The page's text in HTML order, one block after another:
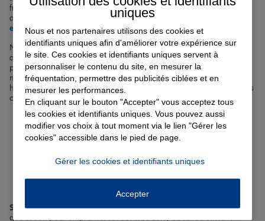
frais médicaux, assurance vie pour préparer l'avenir sereinement,
assurance scolaire pour vos enfants, ou encore
emprunteurpour sécuriser votre prêt immobilier.
Notre équipe d'agents expérimentés vous accueille dans nos
agences de Brest et Landerneau, à proximité de Le Relecq-Kerhuon
pour vous conseiller et vous proposer les meilleures garanties au
meilleur prix. Que vous cherchiez àassurer votre véhicule, votre
habitation, votre santé ou votre prêt immobilier, nous sommes à vos
côtés pour vous accompagner et vous protéger au quotidien.
Votre assurance auto, moto
ou scooter à Le Relecq-
Kerhuon
Se déplacer en toute tranquillité à Le Relecq-Kerhuon est essentiel
que ce soit pour emprunter la rue Abbé Letty ou la rue Vincent
uniques
Nous et nos partenaires utilisons des cookies et
identifiants uniques afin d'améliorer votre expérience sur
le site. Ces cookies et identifiants uniques servent à
personnaliser le contenu du site, en mesurer la
fréquentation, permettre des publicités ciblées et en
mesurer les performances.
En cliquant sur le bouton "Accepter" vous acceptez tous
les cookies et identifiants uniques. Vous pouvez aussi
modifier vos choix à tout moment via le lien "Gérer les
cookies" accessible dans le pied de page.
Gérer les cookies et identifiants uniques
Accepter